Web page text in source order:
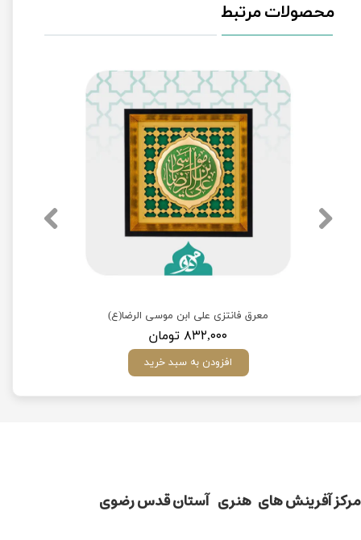
محصولات مرتبط
معرق فانتزی علی ابن موسی الرضا(ع)
۸۳۲,۰۰۰ تومان
افزودن به سبد خرید
مركز آفرينش های هنری آستان قدس رضوی​​​​​​​​​​​​​​